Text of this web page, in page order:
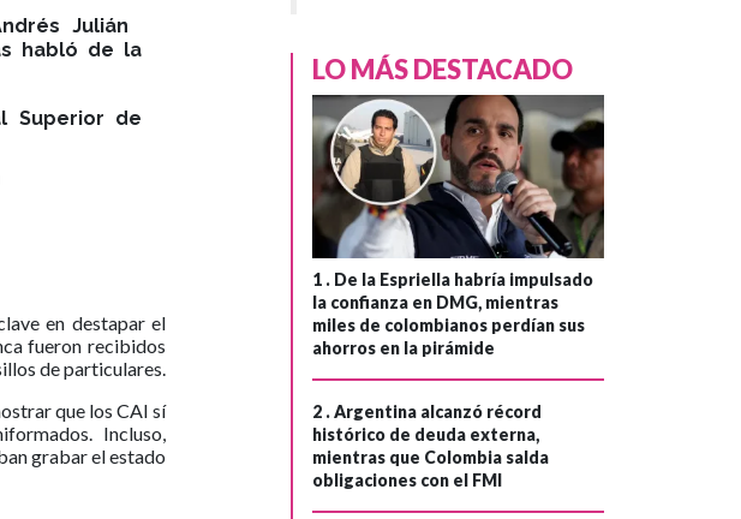
Julián
habló de la
Superior de
en destapar el
fueron recibidos
de particulares.
que los CAI sí
Incluso,
grabar el estado
LO MÁS DESTACADO
1 . De la Espriella habría impulsado
la confianza en DMG, mientras
miles de colombianos perdían sus
ahorros en la pirámide
2 .Argentina alcanzó récord
histórico de deuda externa,
mientras que Colombia salda
obligaciones con el FMI